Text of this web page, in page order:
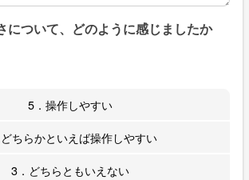
について、どのように感じましたか
5．操作しやすい
ちらかといえば操作しやすい
3．どちらともいえない